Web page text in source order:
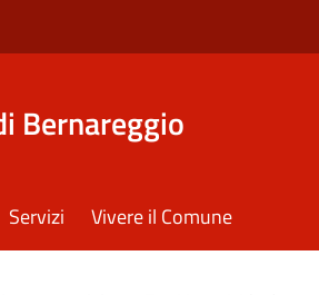
Bernareggio
Servizi Vivere il Comune